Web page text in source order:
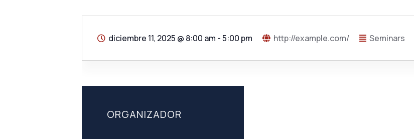
diciembre 11, 2025 @ 8:00 am - 5:00 pm http://example.com/ Seminars
ORGANIZADOR